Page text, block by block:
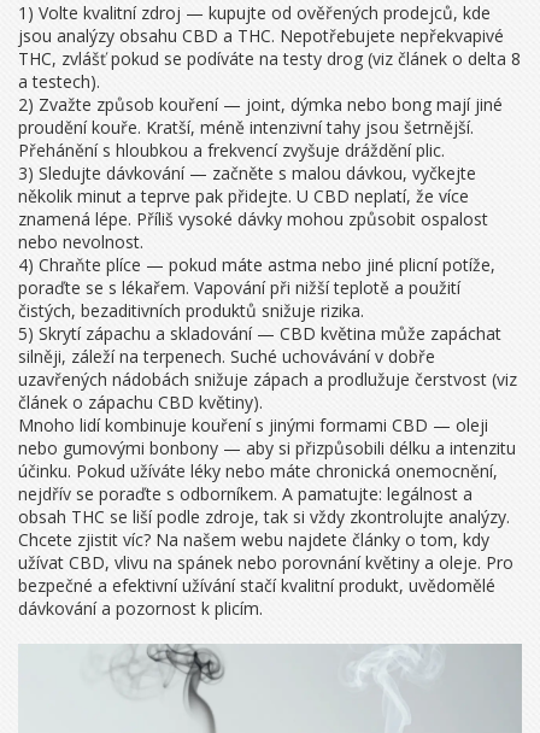
1) Volte kvalitní zdroj — kupujte od ověřených prodejců, kde
jsou analýzy obsahu CBD a THC. Nepotřebujete nepřekvapivé
THC, zvlášť pokud se podíváte na testy drog (viz článek o delta 8
a testech).
2) Zvažte způsob kouření — joint, dýmka nebo bong mají jiné
proudění kouře. Kratší, méně intenzivní tahy jsou šetrnější.
Přehánění s hloubkou a frekvencí zvyšuje dráždění plic.
3) Sledujte dávkování — začněte s malou dávkou, vyčkejte
několik minut a teprve pak přidejte. U CBD neplatí, že více
znamená lépe. Příliš vysoké dávky mohou způsobit ospalost
nebo nevolnost.
4) Chraňte plíce — pokud máte astma nebo jiné plicní potíže,
poraďte se s lékařem. Vapování při nižší teplotě a použití
čistých, bezaditivních produktů snižuje rizika.
5) Skrytí zápachu a skladování — CBD květina může zapáchat
silněji, záleží na terpenech. Suché uchovávání v dobře
uzavřených nádobách snižuje zápach a prodlužuje čerstvost (viz
článek o zápachu CBD květiny).
Mnoho lidí kombinuje kouření s jinými formami CBD — oleji
nebo gumovými bonbony — aby si přizpůsobili délku a intenzitu
účinku. Pokud užíváte léky nebo máte chronická onemocnění,
nejdřív se poraďte s odborníkem. A pamatujte: legálnost a
obsah THC se liší podle zdroje, tak si vždy zkontrolujte analýzy.
Chcete zjistit víc? Na našem webu najdete články o tom, kdy
užívat CBD, vlivu na spánek nebo porovnání květiny a oleje. Pro
bezpečné a efektivní užívání stačí kvalitní produkt, uvědomělé
dávkování a pozornost k plicím.